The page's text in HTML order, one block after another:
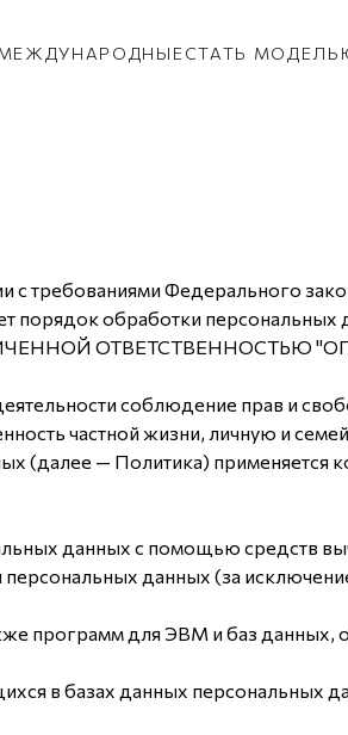
СТАТЬ
с требованиями Федерального
порядок обработки
ОТВЕТСТВЕННОСТЬЮ
соблюдение прав и
частной жизни, личную и
(далее — Политика) применяется
данных с помощью средств
данных (за
программ для ЭВМ и баз данных,
в базах данных персональных